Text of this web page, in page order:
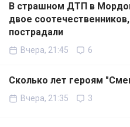
В страшном ДТП в
двое
пострадали
Вчера, 21:45 6
Сколько лет героям
Вчера, 21:35 3